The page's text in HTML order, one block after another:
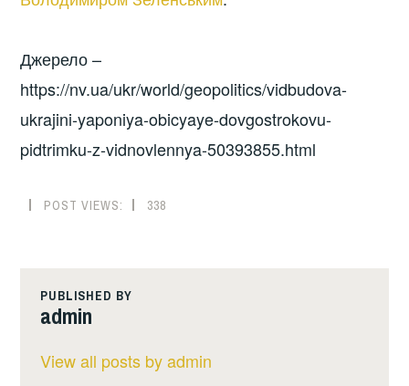
Джерело –
https://nv.ua/ukr/world/geopolitics/vidbudova-
ukrajini-yaponiya-obicyaye-dovgostrokovu-
pidtrimku-z-vidnovlennya-50393855.html
POST VIEWS: 338
PUBLISHED BY
admin
View all posts by admin